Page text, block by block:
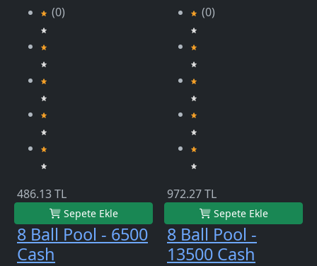
(0)
486.13 TL
Sepete Ekle
(0)
972.27 TL
Sepete Ekle
8 Ball Pool - 6500
Cash
8 Ball Pool -
13500 Cash